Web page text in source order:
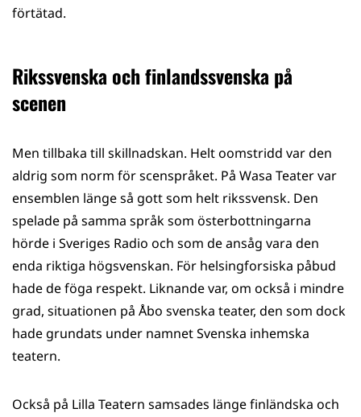
förtätad.
Rikssvenska och finlandssvenska på
scenen
Men tillbaka till skillnadskan. Helt oomstridd var den
aldrig som norm för scenspråket. På Wasa Teater var
ensemblen länge så gott som helt rikssvensk. Den
spelade på samma språk som österbottningarna
hörde i Sveriges Radio och som de ansåg vara den
enda riktiga högsvenskan. För helsingforsiska påbud
hade de föga respekt. Liknande var, om också i mindre
grad, situationen på Åbo svenska teater, den som dock
hade grundats under namnet Svenska inhemska
teatern.
Också på Lilla Teatern samsades länge finländska och